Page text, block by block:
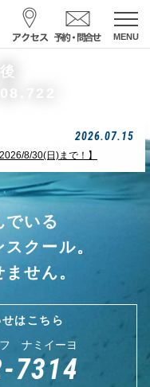
MENU
合せ
フ ナミイーヨ
7314
19:00
風
03：27/14：31
2026.07.15
8/30(日)まで！】
でいる
クール。
せん。
はこちら
ナミイーヨ
7314